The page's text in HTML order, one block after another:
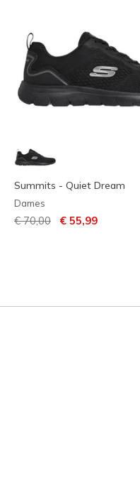
Summits - Quiet Dream
Dames
Prijs verlaagd van
€ 70,00 naar
€ 55,99